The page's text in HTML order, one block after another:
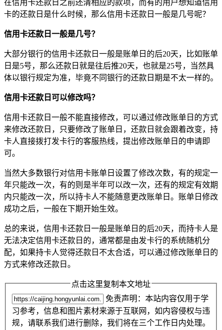
在信用卡还款日之前还清相应的款项，而有的用户想知道信用
卡的还款日是什么时候，那么信用卡还款日一般是几号呢？
信用卡还款日一般是几号？
大部分银行的信用卡还款日一般是账单日的后20天，比如账单
日是5号，那么还款日就是往后推20天，也就是25号，当然具
体以银行规定为准，毕竟不同银行的还款日期是不太一样的。
信用卡还款日可以修改吗？
信用卡还款日一般不能直接修改，可以通过修改账单日的方式
来修改还款日，只要修改了账单日，还款日就会跟着改变，持
卡人直接拨打发卡行的客服热线，提出修改账单日的申请即
可。
当然大多数银行对信用卡账单日设置了修改次数，有的规定一
年只能改一次，有的则是半年可以改一次，还有的规定有效期
内只能改一次，所以持卡人不能随意更改账单日。账单日修改
成功之后，一般在下期开始生效。
总的来说，信用卡还款日一般是账单日的后20天，而持卡人是
无法决定信用卡还款日的，通常都是由发卡行的系统随机分
配，如果持卡人觉得还款日不太合适，可以通过修改账单日的
方式来修改还款日。
点击这里复制本文地址
免责声明：本站内容仅用于学
习参考，信息和图片素材来源于互联网，如内容侵权与违
规，请联系我们进行删除，我们将在三个工作日内处理。